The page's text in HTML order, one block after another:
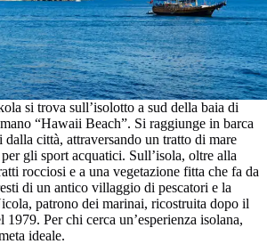
si trova sull’isolotto a sud della baia di
“Hawaii Beach”. Si raggiunge in barca
città, attraversando un tratto di mare
gli sport acquatici. Sull’isola, oltre alla
rocciosi e a una vegetazione fitta che fa da
di un antico villaggio di pescatori e la
patrono dei marinai, ricostruita dopo il
1979. Per chi cerca un’esperienza isolana,
ideale.